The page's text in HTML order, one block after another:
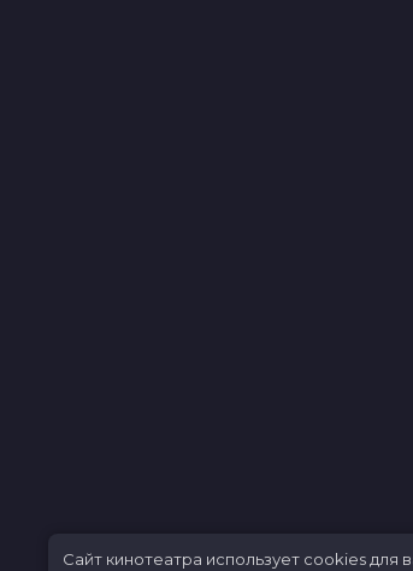
Сайт кинотеатра использует cookies для